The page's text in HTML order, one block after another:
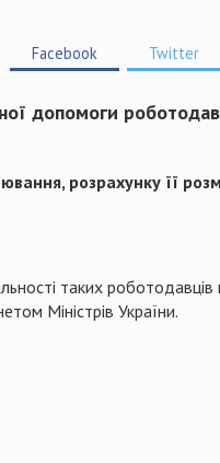
Facebook Twitter
допомоги
розрахунку її
таких
Міністрів України.